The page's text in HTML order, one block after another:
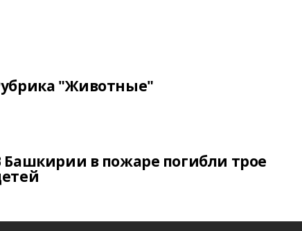
"Животные"
Башкирии в пожаре погибли трое